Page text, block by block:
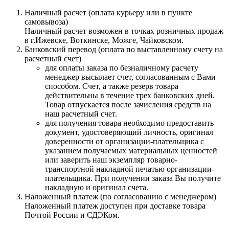
Наличный расчет (оплата курьеру или в пункте
самовывоза)
Наличный расчет возможен в точках розничных продаж
в г.Ижевске, Воткинске, Можге, Чайковском.
Банковский перевод (оплата по выставленному счету на
расчетный счет)
для оплаты заказа по безналичному расчету
менеджер высылает счет, согласованным с Вами
способом. Счет, а также резерв товара
действительны в течение трех банковских дней.
Товар отпускается после зачисления средств на
наш расчетный счет.
для получения товара необходимо предоставить
документ, удостоверяющий личность, оригинал
доверенности от организации-плательщика с
указанием получаемых материальных ценностей
или заверить наш экземпляр товарно-
транспортной накладной печатью организации-
плательщика. При получении заказа Вы получите
накладную и оригинал счета.
Наложенный платеж (по согласованию с менеджером)
Наложенный платеж доступен при доставке товара
Почтой России и СДЭКом.